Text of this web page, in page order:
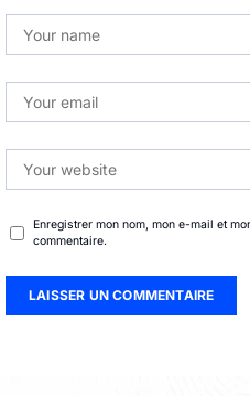
Enregistrer mon nom, mon e-mail et
commentaire.